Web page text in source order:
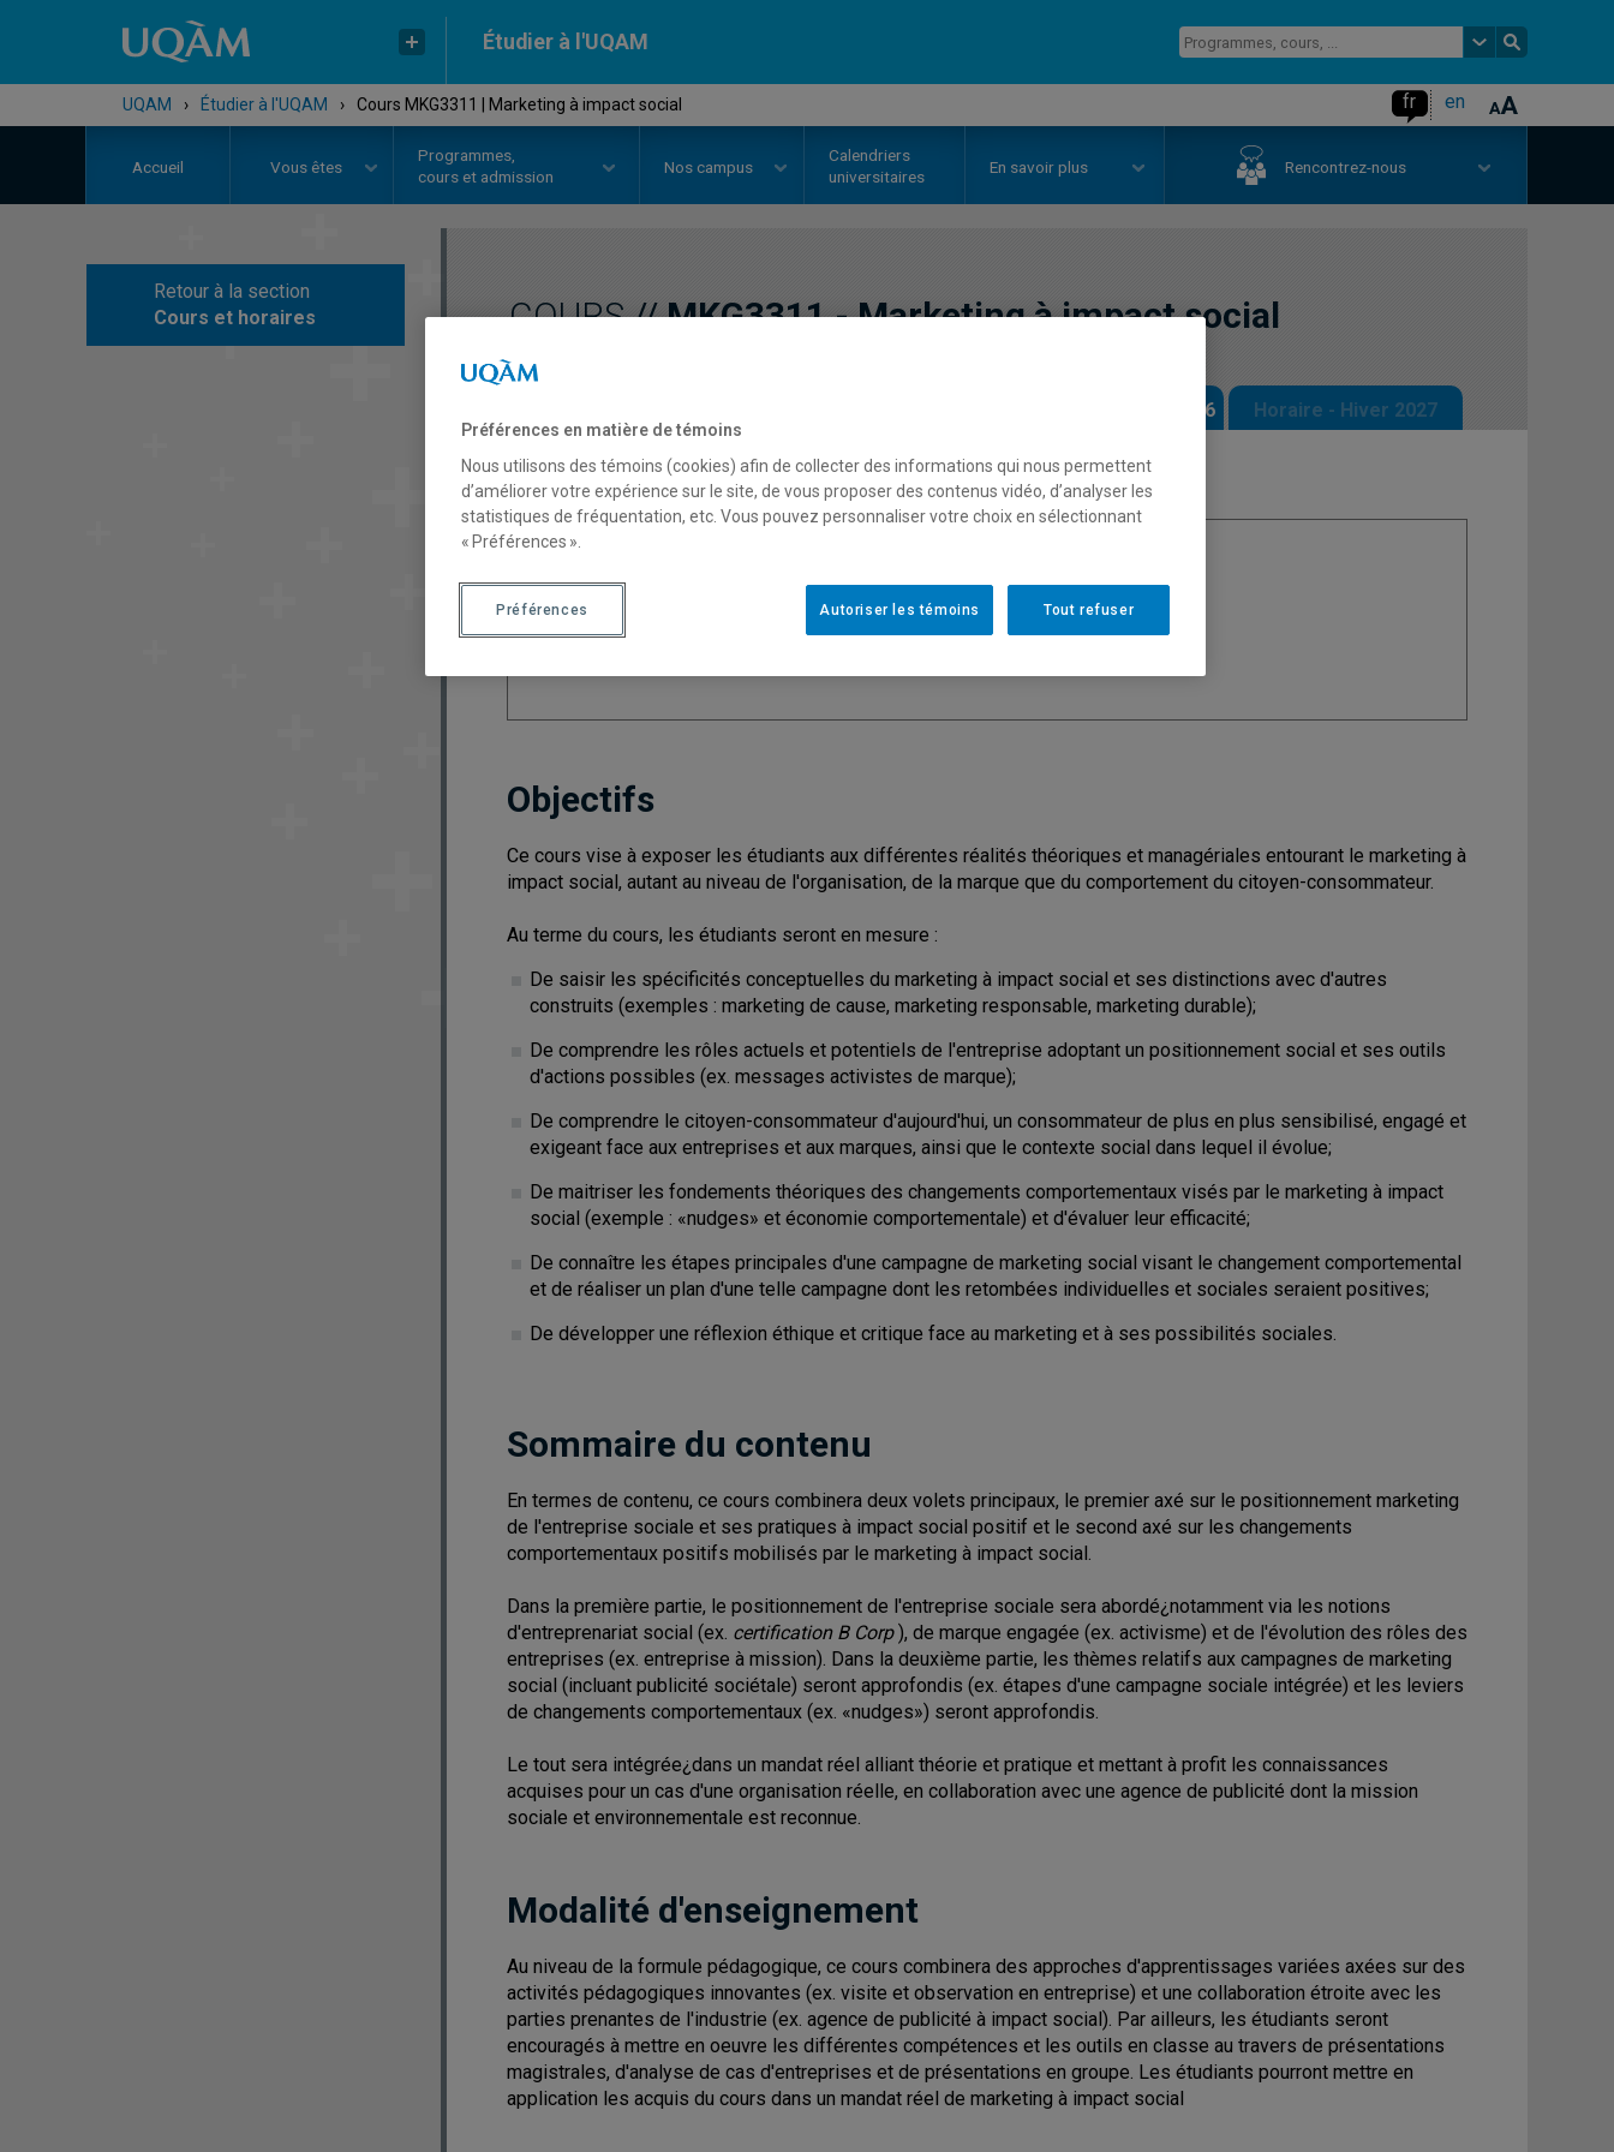
Étudier à l'UQAM
UQAM › Étudier à l'UQAM › Cours MKG3311 | Marketing à impact social fr en
Accueil Vous êtes
Programmes,
cours et admission
Nos campus
Calendriers
universitaires
En savoir plus Rencontrez-nous
Retour à la section
Cours et horaires
COURS// MKG3311-Marketing à impact social
Horaire - Automne 2026 Horaire - Hiver 2027
Type de cours
Objectifs
Ce cours vise à exposer les étudiants aux différentes réalités théoriques et managériales entourant le marketing à
impact social, autant au niveau de l'organisation, de la marque que du comportement du citoyen-consommateur.
Au terme du cours, les étudiants seront en mesure :
De saisir les spécificités conceptuelles du marketing à impact social et ses distinctions avec d'autres
construits (exemples : marketing de cause, marketing responsable, marketing durable);
De comprendre les rôles actuels et potentiels de l'entreprise adoptant un positionnement social et ses outils
d'actions possibles (ex. messages activistes de marque);
De comprendre le citoyen-consommateur d'aujourd'hui, un consommateur de plus en plus sensibilisé, engagé et
exigeant face aux entreprises et aux marques, ainsi que le contexte social dans lequel il évolue;
De maitriser les fondements théoriques des changements comportementaux visés par le marketing à impact
social (exemple : «nudges» et économie comportementale) et d'évaluer leur efficacité;
De connaître les étapes principales d'une campagne de marketing social visant le changement comportemental
et de réaliser un plan d'une telle campagne dont les retombées individuelles et sociales seraient positives;
De développer une réflexion éthique et critique face au marketing et à ses possibilités sociales.
Sommaire du contenu
En termes de contenu, ce cours combinera deux volets principaux, le premier axé sur le positionnement marketing
de l'entreprise sociale et ses pratiques à impact social positif et le second axé sur les changements
comportementaux positifs mobilisés par le marketing à impact social.
Dans la première partie, le positionnement de l'entreprise sociale sera abordé¿notamment via les notions
d'entreprenariat social (ex. certification B Corp), de marque engagée (ex. activisme) et de l'évolution des rôles des
entreprises (ex. entreprise à mission). Dans la deuxième partie, les thèmes relatifs aux campagnes de marketing
social (incluant publicité sociétale) seront approfondis (ex. étapes d'une campagne sociale intégrée) et les leviers
de changements comportementaux (ex. «nudges») seront approfondis.
Le tout sera intégrée¿dans un mandat réel alliant théorie et pratique et mettant à profit les connaissances
acquises pour un cas d'une organisation réelle, en collaboration avec une agence de publicité dont la mission
sociale et environnementale est reconnue.
Modalité d'enseignement
Au niveau de la formule pédagogique, ce cours combinera des approches d'apprentissages variées axées sur des
activités pédagogiques innovantes (ex. visite et observation en entreprise) et une collaboration étroite avec les
parties prenantes de l'industrie (ex. agence de publicité à impact social). Par ailleurs, les étudiants seront
encouragés à mettre en oeuvre les différentes compétences et les outils en classe au travers de présentations
magistrales, d'analyse de cas d'entreprises et de présentations en groupe. Les étudiants pourront mettre en
application les acquis du cours dans un mandat réel de marketing à impact social
Préférences en matière de témoins
Nous utilisons des témoins (cookies) afin de collecter des informations qui nous permettent
d’améliorer votre expérience sur le site, de vous proposer des contenus vidéo, d’analyser les
statistiques de fréquentation, etc. Vous pouvez personnaliser votre choix en sélectionnant
« Préférences ».
Tout refuser
Autoriser les témoins
Préférences